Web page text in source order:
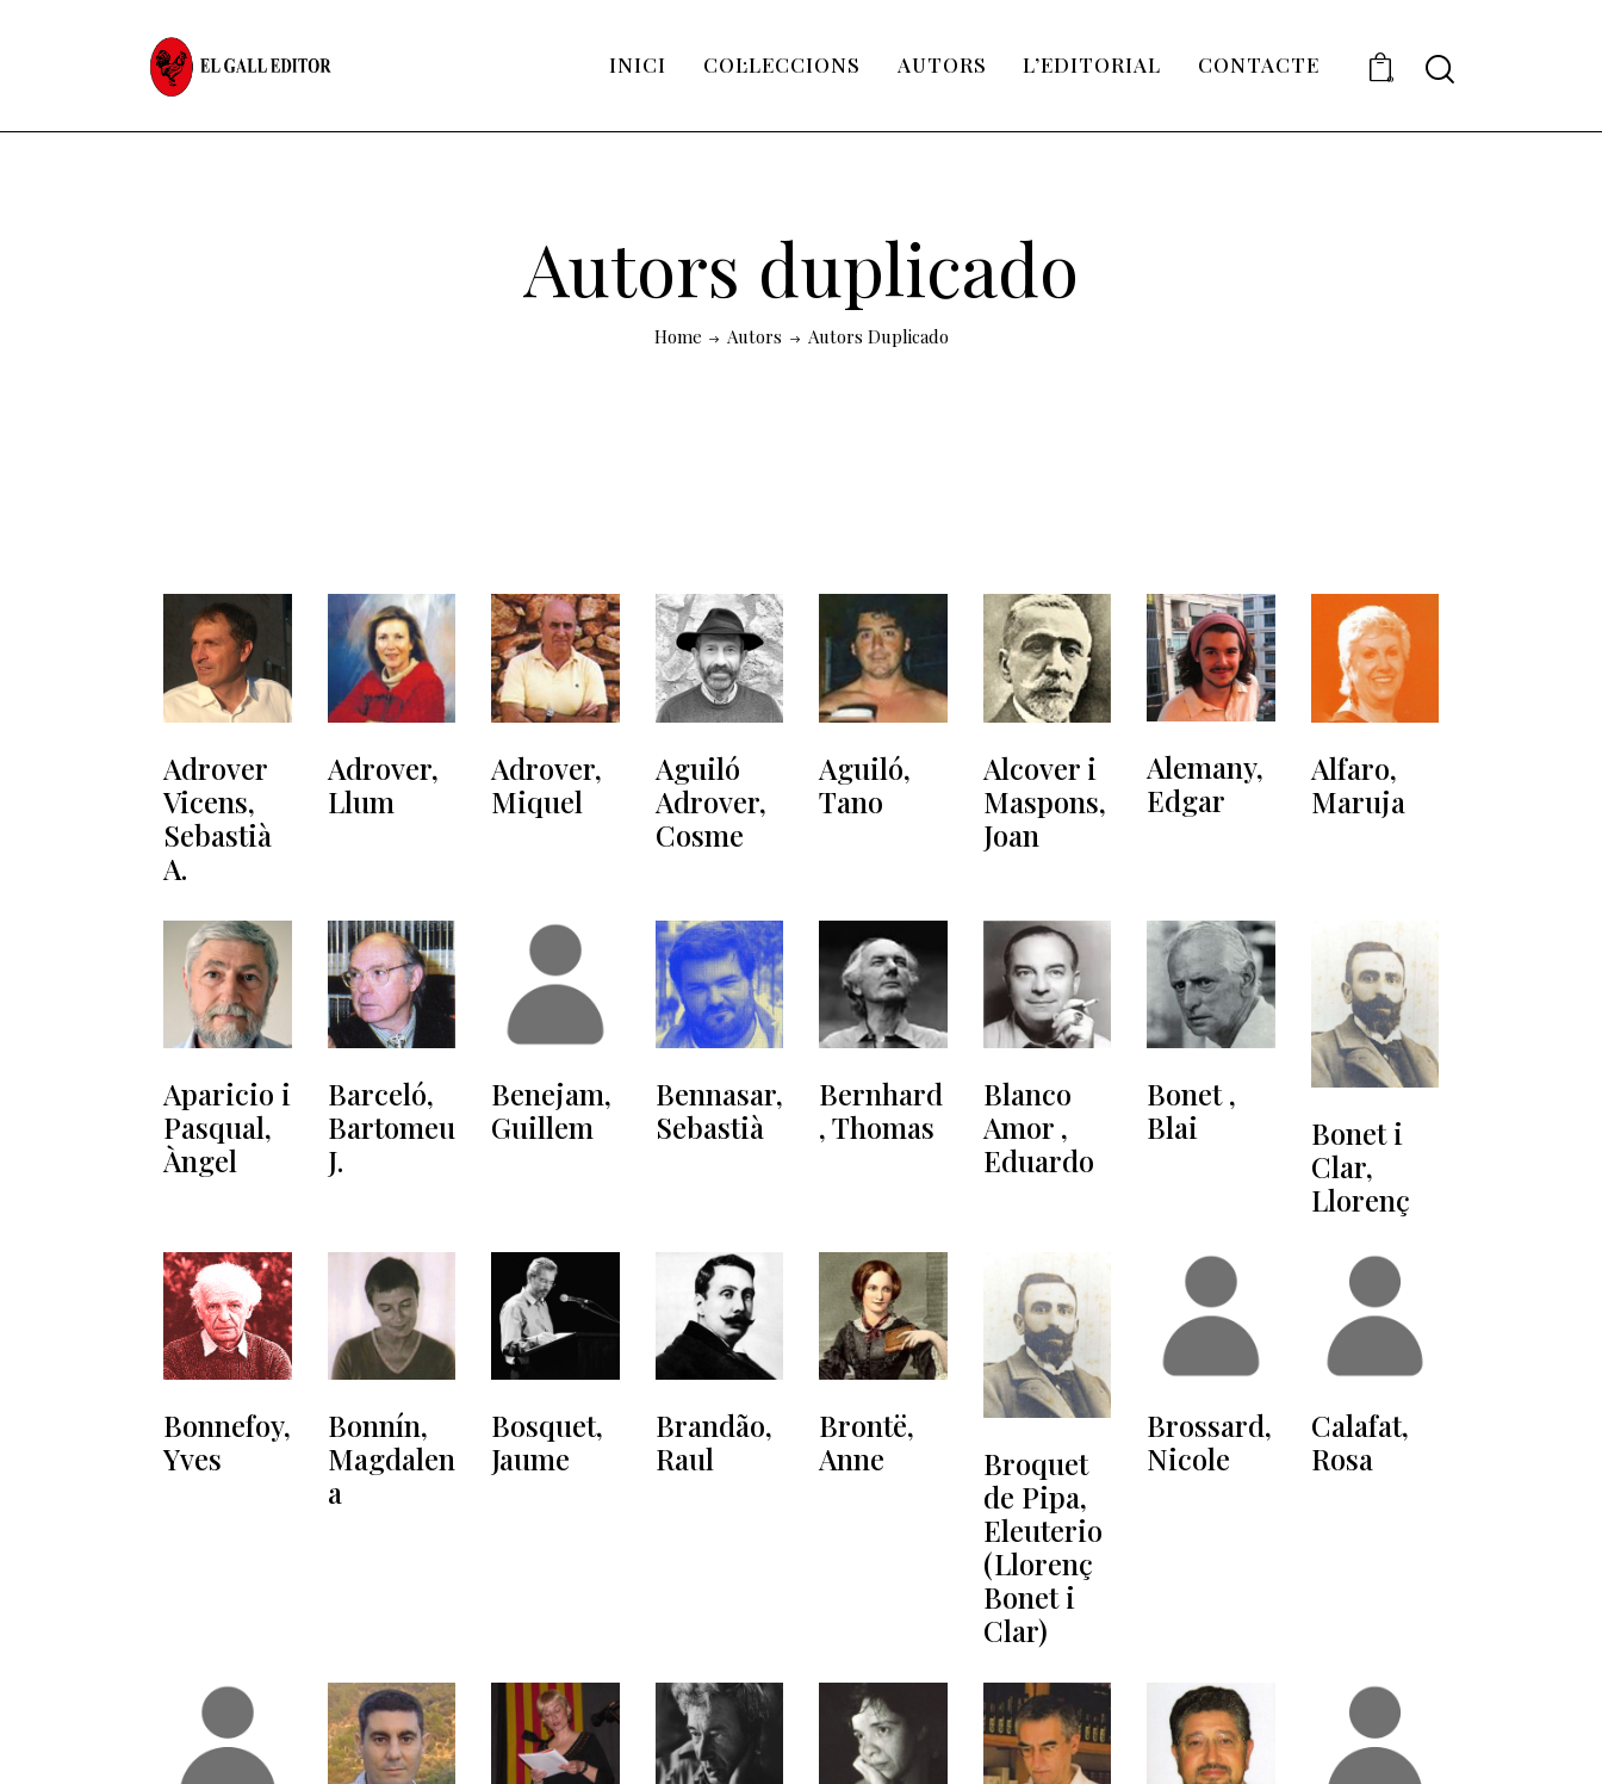
INICI COL·LECCIONS AUTORS L’EDITORIAL CONTACTE 0
Autors duplicado
Home Autors Autors Duplicado
Adrover
Vicens,
Sebastià
A.
Adrover,
Llum
Adrover,
Miquel
Aguiló
Adrover,
Cosme
Aguiló,
Tano
Alcover i
Maspons,
Joan
Alemany,
Edgar
Alfaro,
Maruja
Aparicio i
Pasqual,
Àngel
Barceló,
Bartomeu
J.
Benejam,
Guillem
Bennasar,
Sebastià
Bernhard
, Thomas
Blanco
Amor ,
Eduardo
Bonet ,
Blai
Bonet i
Clar,
Llorenç
Bonnefoy,
Yves
Bonnín,
Magdalen
a
Bosquet,
Jaume
Brandão,
Raul
Brontë,
Anne
Broquet
de Pipa,
Eleuterio
(Llorenç
Bonet i
Clar)
Brossard,
Nicole
Calafat,
Rosa